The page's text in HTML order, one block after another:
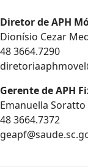
Diretor de APH
Dionísio Cezar
48 3664.7290
Gerente de APH
Emanuella Soratto
48 3664.7372